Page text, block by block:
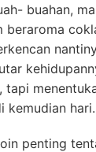
buahan,
beraroma
tapi
kemudian hari.
penting